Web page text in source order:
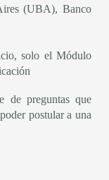
(UBA), Banco
solo el Módulo
de preguntas que
postular a una